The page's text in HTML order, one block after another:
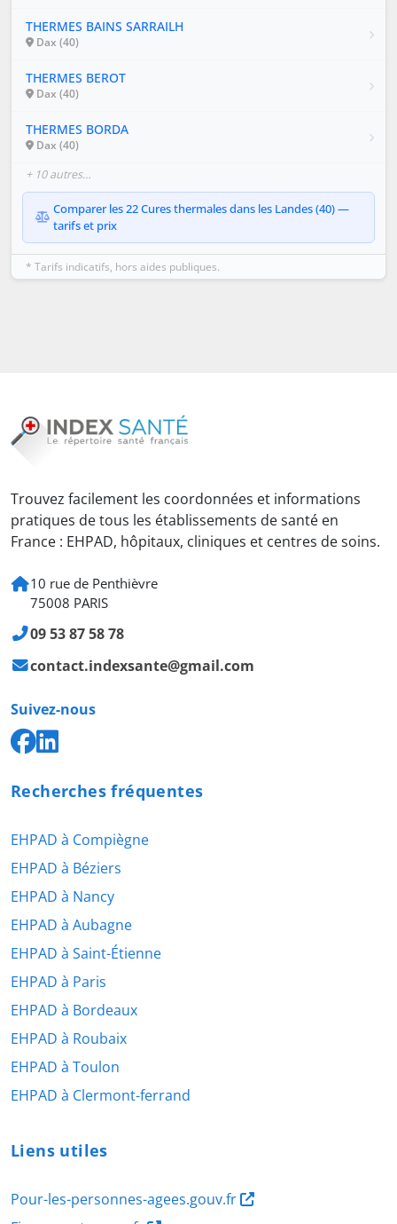
THERMES BAINS SARRAILH
Dax (40)
THERMES BEROT
Dax (40)
THERMES BORDA
Dax (40)
+ 10 autres…
Comparer les 22 Cures thermales dans les Landes (40) —
tarifs et prix
* Tarifs indicatifs, hors aides publiques.
Trouvez facilement les coordonnées et informations
pratiques de tous les établissements de santé en
France : EHPAD, hôpitaux, cliniques et centres de soins.
10 rue de Penthièvre
75008 PARIS
09 53 87 58 78
contact.indexsante@gmail.com
Suivez-nous
Recherches fréquentes
EHPAD à Compiègne
EHPAD à Béziers
EHPAD à Nancy
EHPAD à Aubagne
EHPAD à Saint-Étienne
EHPAD à Paris
EHPAD à Bordeaux
EHPAD à Roubaix
EHPAD à Toulon
EHPAD à Clermont-ferrand
Liens utiles
Pour-les-personnes-agees.gouv.fr